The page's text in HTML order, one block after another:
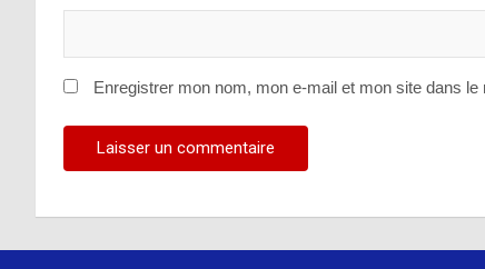
Enregistrer mon nom, mon e-mail et mon site dans